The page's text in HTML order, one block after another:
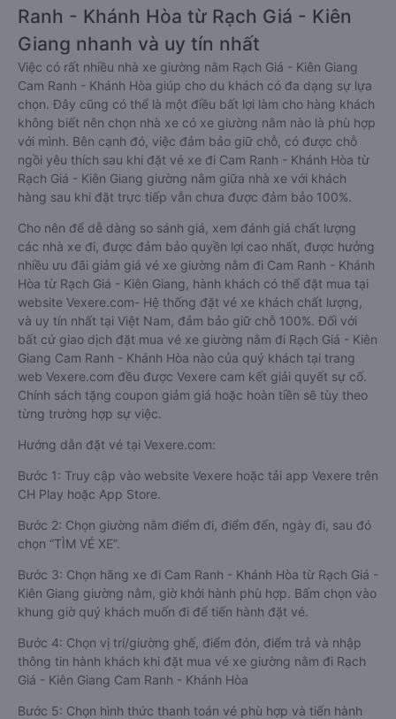
Ranh - Khánh Hòa từ Rạch Giá - Kiên
Giang nhanh và uy tín nhất
Việc có rất nhiều nhà xe giường nằm Rạch Giá - Kiên Giang
Cam Ranh - Khánh Hòa giúp cho du khách có đa dạng sự lựa
chọn. Đây cũng có thể là một điều bất lợi làm cho hàng khách
không biết nên chọn nhà xe có xe giường nằm nào là phù hợp
với mình. Bên cạnh đó, việc đảm bảo giữ chỗ, có được chỗ
ngồi yêu thích sau khi đặt vé xe đi Cam Ranh - Khánh Hòa từ
Rạch Giá - Kiên Giang giường nằm giữa nhà xe với khách
hàng sau khi đặt trực tiếp vẫn chưa được đảm bảo 100%.
Cho nên để dễ dàng so sánh giá, xem đánh giá chất lượng
các nhà xe đi, được đảm bảo quyền lợi cao nhất, được hưởng
nhiều ưu đãi giảm giá vé xe giường nằm đi Cam Ranh - Khánh
Hòa từ Rạch Giá - Kiên Giang, hành khách có thể đặt mua tại
website Vexere.com- Hệ thống đặt vé xe khách chất lượng,
và uy tín nhất tại Việt Nam, đảm bảo giữ chỗ 100%. Đối với
bất cứ giao dịch đặt mua vé xe giường nằm đi Rạch Giá - Kiên
Giang Cam Ranh - Khánh Hòa nào của quý khách tại trang
web Vexere.com đều được Vexere cam kết giải quyết sự cố.
Chính sách tặng coupon giảm giá hoặc hoàn tiền sẽ tùy theo
từng trường hợp sự việc.
Hướng dẫn đặt vé tại Vexere.com:
Bước 1: Truy cập vào website Vexere hoặc tải app Vexere trên
CH Play hoặc App Store.
Bước 2: Chọn giường nằm điểm đi, điểm đến, ngày đi, sau đó
chọn “TÌM VÉ XE”.
Bước 3: Chọn hãng xe đi Cam Ranh - Khánh Hòa từ Rạch Giá -
Kiên Giang giường nằm, giờ khởi hành phù hợp. Bấm chọn vào
khung giờ quý khách muốn đi để tiến hành đặt vé.
Bước 4: Chọn vị trí/giường ghế, điểm đón, điểm trả và nhập
thông tin hành khách khi đặt mua vé xe giường nằm đi Rạch
Giá - Kiên Giang Cam Ranh - Khánh Hòa
Bước 5: Chọn hình thức thanh toán vé phù hợp và tiến hành